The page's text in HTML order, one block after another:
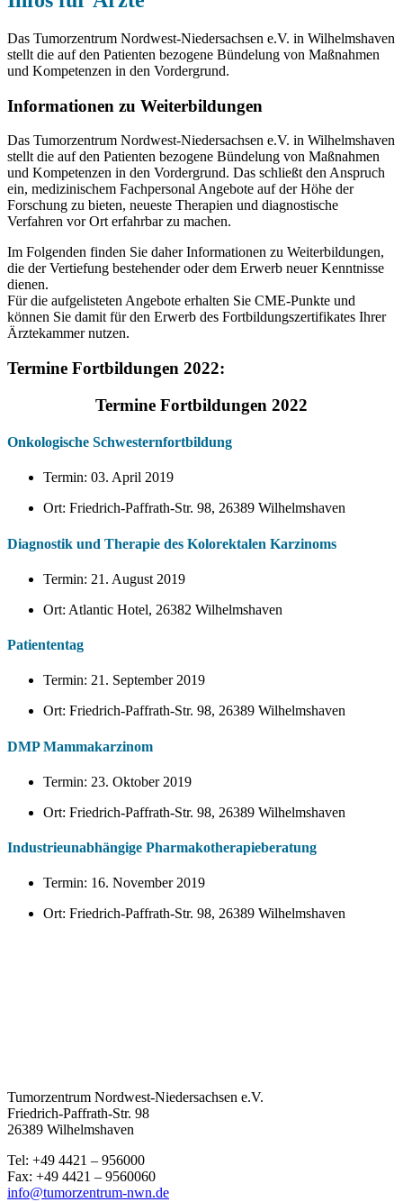
Das Tumorzentrum Nordwest-Niedersachsen e.V. in Wilhelmshaven
stellt die auf den Patienten bezogene Bündelung von Maßnahmen
und Kompetenzen in den Vordergrund.
Informationen zu Weiterbildungen
Das Tumorzentrum Nordwest-Niedersachsen e.V. in Wilhelmshaven
stellt die auf den Patienten bezogene Bündelung von Maßnahmen
und Kompetenzen in den Vordergrund. Das schließt den Anspruch
ein, medizinischem Fachpersonal Angebote auf der Höhe der
Forschung zu bieten, neueste Therapien und diagnostische
Verfahren vor Ort erfahrbar zu machen.
Im Folgenden finden Sie daher Informationen zu Weiterbildungen,
die der Vertiefung bestehender oder dem Erwerb neuer Kenntnisse
dienen.
Für die aufgelisteten Angebote erhalten Sie CME-Punkte und
können Sie damit für den Erwerb des Fortbildungszertifikates Ihrer
Ärztekammer nutzen.
Termine Fortbildungen 2022:
Termine Fortbildungen 2022
Onkologische Schwesternfortbildung
Termin: 03. April 2019
Ort: Friedrich-Paffrath-Str. 98, 26389 Wilhelmshaven
Diagnostik und Therapie des Kolorektalen Karzinoms
Termin: 21. August 2019
Ort: Atlantic Hotel, 26382 Wilhelmshaven
Patiententag
Termin: 21. September 2019
Ort: Friedrich-Paffrath-Str. 98, 26389 Wilhelmshaven
DMP Mammakarzinom
Termin: 23. Oktober 2019
Ort: Friedrich-Paffrath-Str. 98, 26389 Wilhelmshaven
Industrieunabhängige Pharmakotherapieberatung
Termin: 16. November 2019
Ort: Friedrich-Paffrath-Str. 98, 26389 Wilhelmshaven
Tumorzentrum Nordwest-Niedersachsen e.V.
Friedrich-Paffrath-Str. 98
26389 Wilhelmshaven
Tel: +49 4421 – 956000
Fax: +49 4421 – 9560060
info@tumorzentrum-nwn.de